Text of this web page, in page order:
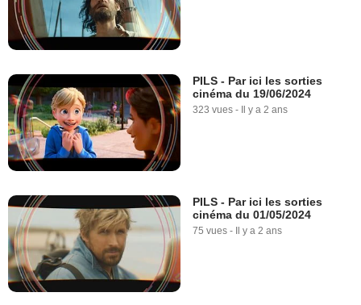
PILS - Par ici les sorties
cinéma du 19/06/2024
323 vues - Il y a 2 ans
PILS - Par ici les sorties
cinéma du 01/05/2024
75 vues - Il y a 2 ans